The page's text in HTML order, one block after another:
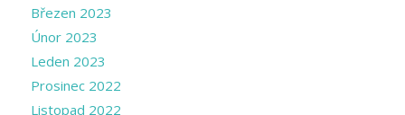
Březen 2023
Únor 2023
Leden 2023
Prosinec 2022
Listopad 2022